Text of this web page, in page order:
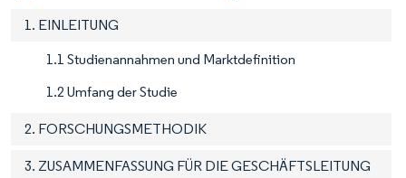
1. EINLEITUNG
1.1 Studienannahmen und Marktdefinition
1.2 Umfang der Studie
2. FORSCHUNGSMETHODIK
3. ZUSAMMENFASSUNG FÜR DIE GESCHÄFTSLEITUNG